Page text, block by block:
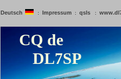
Deutsch : Impressum : qsls :
CQ de
DL7SP